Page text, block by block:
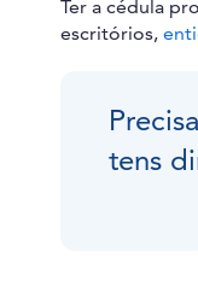
Ter a cédula
escritórios,
tens